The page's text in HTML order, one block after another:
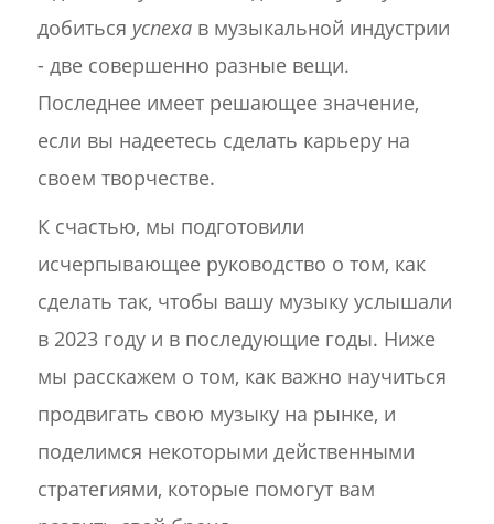
добиться успехав музыкальной индустрии
- две совершенно разные вещи.
Последнее имеет решающее значение,
если вы надеетесь сделать карьеру на
своем творчестве.
К счастью, мы подготовили
исчерпывающее руководство о том, как
сделать так, чтобы вашу музыку услышали
в 2023 году и в последующие годы. Ниже
мы расскажем о том, как важно научиться
продвигать свою музыку на рынке, и
поделимся некоторыми действенными
стратегиями, которые помогут вам